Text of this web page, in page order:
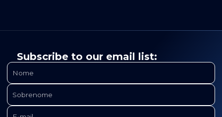
Subscribe to our email list: